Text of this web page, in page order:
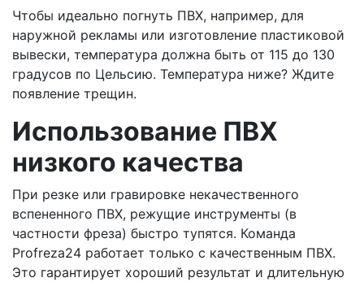
Чтобы идеально погнуть ПВХ, например, для
наружной рекламы или изготовление пластиковой
вывески, температура должна быть от 115 до 130
градусов по Цельсию. Температура ниже? Ждите
появление трещин.
Использование ПВХ
низкого качества
При резке или гравировке некачественного
вспененного ПВХ, режущие инструменты (в
частности фреза) быстро тупятся. Команда
Profreza24 работает только с качественным ПВХ.
Это гарантирует хороший результат и длительную